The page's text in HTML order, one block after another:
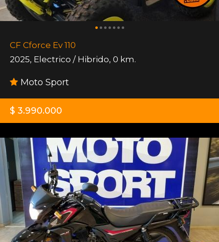
CF Cforce Ev 110
2025, Electrico / Hibrido, 0 km.
Moto Sport
$ 3.990.000